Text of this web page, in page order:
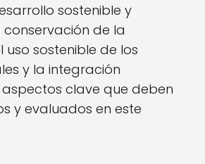
sostenible y
conservación de la
uso sostenible de los
y la integración
clave que deben
y evaluados en este